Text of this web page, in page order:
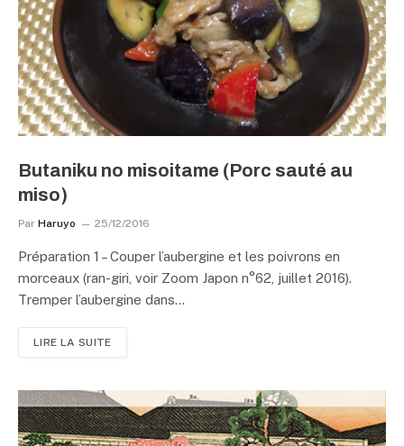
Butaniku no misoitame (Porc sauté au
miso)
Par Haruyo 25/12/2016
Préparation 1 – Couper l’aubergine et les poivrons en
morceaux (ran-giri, voir Zoom Japon n°62, juillet 2016).
Tremper l’aubergine dans…
LIRE LA SUITE